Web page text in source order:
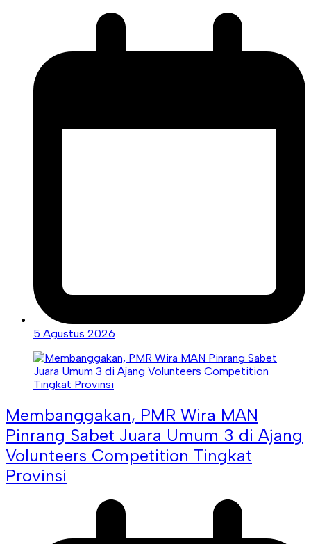
5 Agustus 2026
Membanggakan, PMR Wira MAN
Pinrang Sabet Juara Umum 3 di Ajang
Volunteers Competition Tingkat
Provinsi